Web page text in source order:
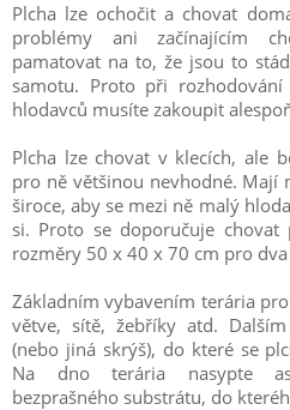
Plcha lze ochočit a chovat
problémy ani začínajícím
pamatovat na to, že jsou to
samotu. Proto při
hlodavců musíte zakoupit
Plcha lze chovat v klecích, ale
pro ně většinou nevhodné. Mají
široce, aby se mezi ně malý
si. Proto se doporučuje
rozměry 50 x 40 x 70 cm pro dva
Základním vybavením terária
větve, sítě, žebříky atd.
(nebo jiná skrýš), do které se
Na dno terária nasypte
bezprašného substrátu, do